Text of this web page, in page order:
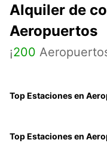
Alquiler de
Aeropuertos
¡200
Top Estaciones en
Top Estaciones en